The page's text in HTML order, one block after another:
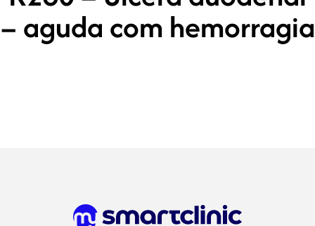
– aguda com hemorragia